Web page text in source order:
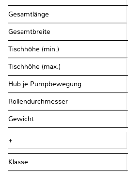
Gesamtlänge
Gesamtbreite
Tischhöhe (min.)
Tischhöhe (max.)
Hub je Pumpbewegung
Rollendurchmesser
Gewicht
+
Klasse